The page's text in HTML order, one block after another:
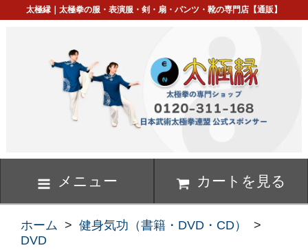
太極縁｜太極拳の服・表演服・剣・扇・パンツ・靴の専門店【通販】
メニュー カートを見る
ホーム > 健身気功（書籍・DVD・CD）
>
DVD